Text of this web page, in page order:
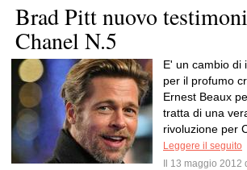
Brad Pitt nuovo
Chanel N.5
E' un cambio di
per il profumo
Ernest Beaux
tratta di una
rivoluzione per
Leggere il seguito
Il 13 maggio 2012